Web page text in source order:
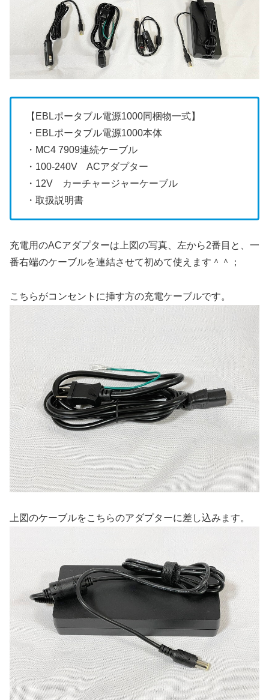
【EBLポータブル電源1000同梱物一式】
・EBLポータブル電源1000本体
・MC4 7909連続ケーブル
・100-240V ACアダプター
・12V カーチャージャーケーブル
・取扱説明書
充電用のACアダプターは上図の写真、左から2番目と、一
番右端のケーブルを連結させて初めて使えます＾＾；
こちらがコンセントに挿す方の充電ケーブルです。
上図のケーブルをこちらのアダプターに差し込みます。